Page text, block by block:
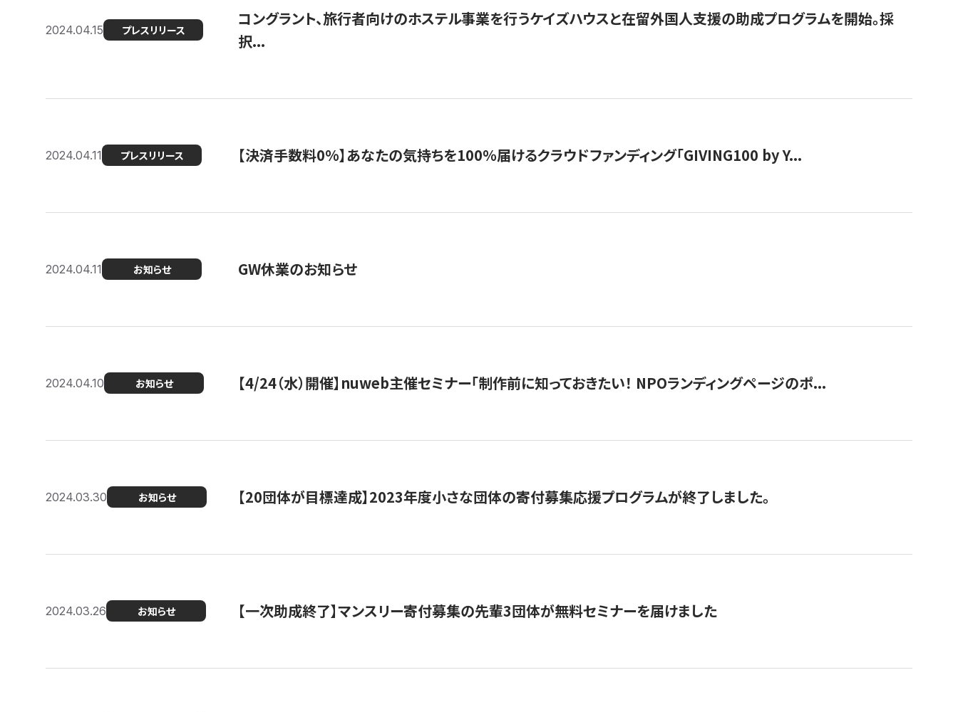
2024.04.15 プレスリリース
コングラント、旅行者向けのホステル事業を行うケイズハウスと在留外国人支援の助成プログラムを開始。採
択...
2024.04.11 プレスリリース 【決済手数料0%】あなたの気持ちを100％届けるクラウドファンディング「GIVING100 by Y...
2024.04.11 お知らせ GW休業のお知らせ
2024.04.10 お知らせ 【4/24（水）開催】nuweb主催セミナー「制作前に知っておきたい！ NPOランディングページのポ...
2024.03.30 お知らせ 【20団体が目標達成】2023年度小さな団体の寄付募集応援プログラムが終了しました。
2024.03.26 お知らせ 【一次助成終了】マンスリー寄付募集の先輩3団体が無料セミナーを届けました